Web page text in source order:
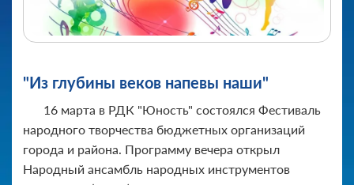
"Из глубины веков напевы наши"
16 марта в РДК "Юность" состоялся Фестиваль
народного творчества бюджетных организаций
города и района. Программу вечера открыл
Народный ансамбль народных инструментов